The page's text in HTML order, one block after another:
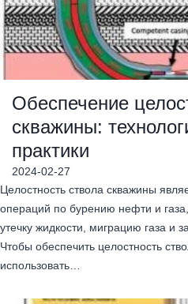
Обеспечение
скважины:
практики
2024-02-27
Целостность ствола скважины
операций по бурению нефти и
утечку жидкости, миграцию газа и
Чтобы обеспечить целостность
использовать…